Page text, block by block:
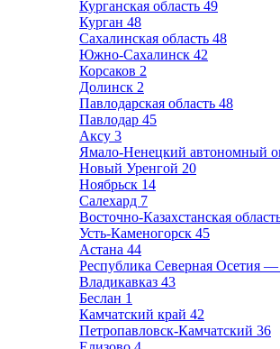
Курганская область 49
Курган 48
Сахалинская область 48
Южно-Сахалинск 42
Корсаков 2
Долинск 2
Павлодарская область 48
Павлодар 45
Аксу 3
Ямало-Ненецкий автономный
Новый Уренгой 20
Ноябрьск 14
Салехард 7
Восточно-Казахстанская
Усть-Каменогорск 45
Астана 44
Республика Северная Осетия
Владикавказ 43
Беслан 1
Камчатский край 42
Петропавловск-Камчатский 36